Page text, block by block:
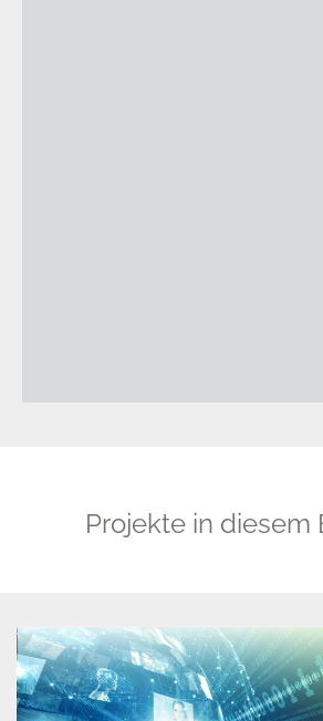
Projekte in diesem